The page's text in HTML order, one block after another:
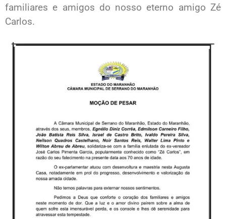
familiares e amigos do nosso eterno amigo Zé
Carlos.